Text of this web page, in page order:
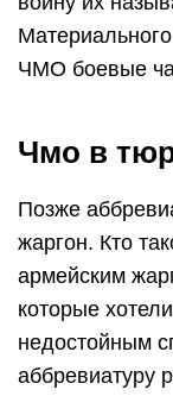
ЧМО боевые
Чмо в
Позже
жаргон. Кто
армейским
которые
недостойным
аббревиатуру